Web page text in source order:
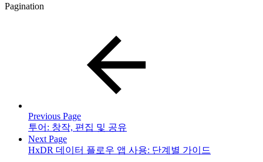
Pagination
Previous Page
투어: 창작, 편집 및 공유
Next Page
HxDR 데이터 플로우 앱 사용: 단계별 가이드